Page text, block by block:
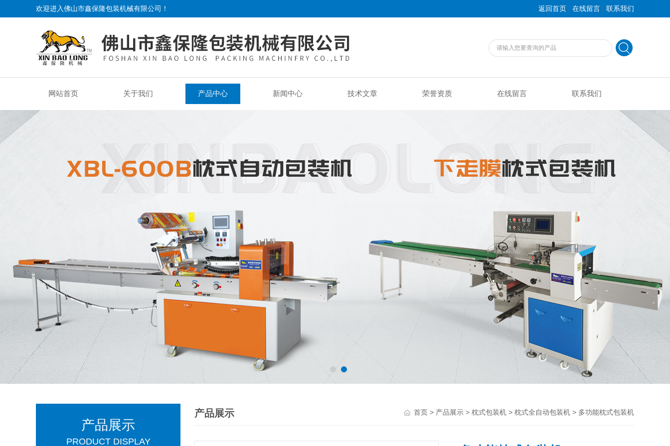
欢迎进入佛山市鑫保隆包装机械有限公司！ 返回首页 | 在线留言 | 联系我们
网站首页 关于我们 产品中心 新闻中心 技术文章 荣誉资质 在线留言 联系我们
产品展示
PRODUCT DISPLAY
产品展示 首页 > 产品展示 > 枕式包装机 > 枕式全自动包装机 > 多功能枕式包装机